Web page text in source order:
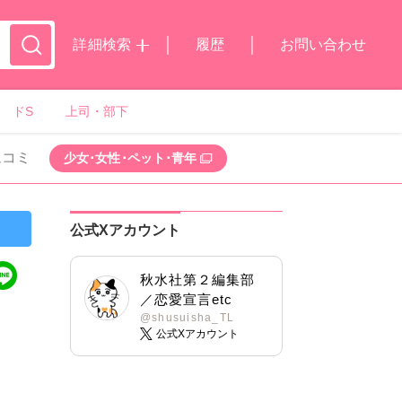
詳細検索
履歴 お問い合わせ
ドS 上司・部下
ミ 少女･女性･ペット･青年
公式Xアカウント
秋水社第２編集部
／恋愛宣言etc
@shusuisha_TL
公式Xアカウント